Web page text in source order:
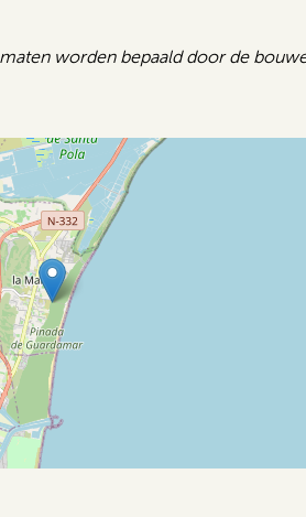
worden bepaald door de